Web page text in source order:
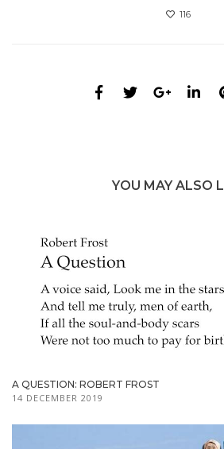
116
YOU MAY ALSO
A QUESTION: ROBERT FROST
14 DECEMBER 2019